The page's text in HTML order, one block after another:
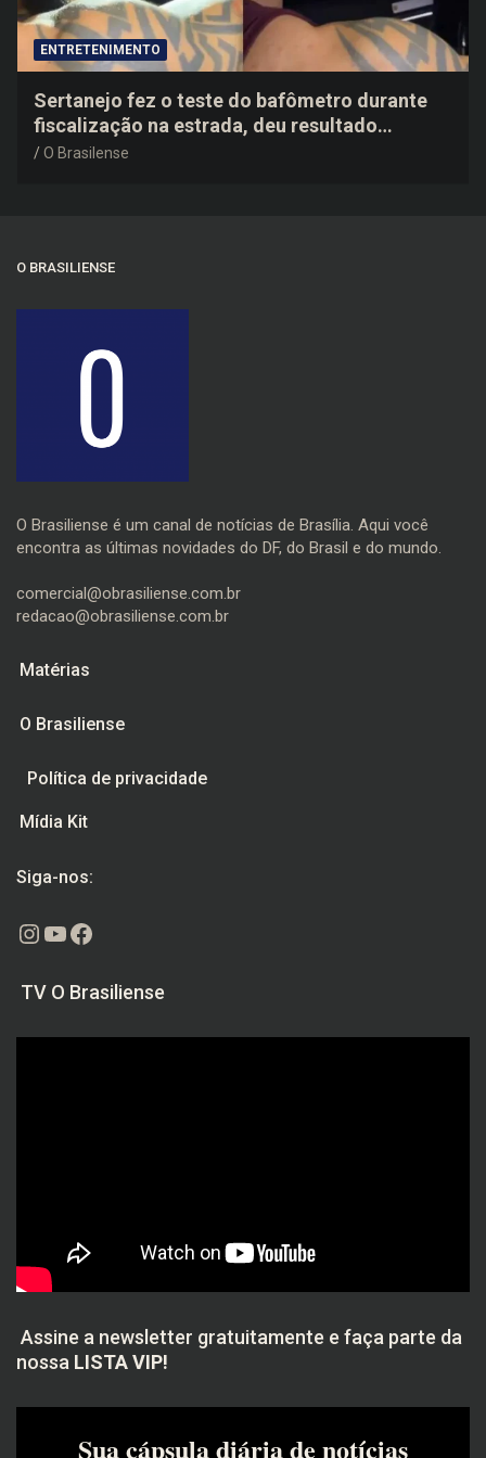
ENTRETENIMENTO
Sertanejo fez o teste do bafômetro durante
fiscalização na estrada, deu resultado
negativo e elogiou o trabalho dos agentes de
O Brasilense
O BRASILIENSE
O Brasiliense é um canal de notícias de Brasília. Aqui você
encontra as últimas novidades do DF, do Brasil e do mundo.
comercial@obrasiliense.com.br
redacao@obrasiliense.com.br
Matérias
O Brasiliense
Política de privacidade
Mídia Kit
Siga-nos:
Instagram
Youtube
Facebook
TV O Brasiliense
Assine a newsletter gratuitamente e faça parte da
nossa LISTA VIP!
Sua cápsula diária de notícias